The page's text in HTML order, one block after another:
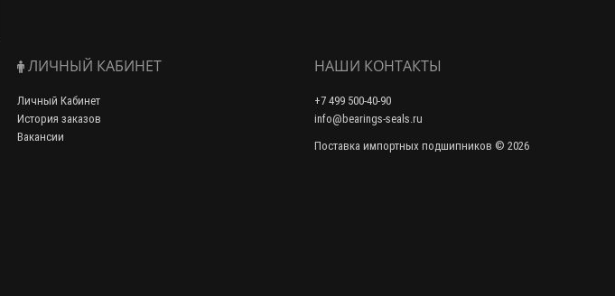
ЛИЧНЫЙ КАБИНЕТ
Личный Кабинет
История заказов
Вакансии
НАШИ КОНТАКТЫ
+7 499 500-40-90
info@bearings-seals.ru
Поставка импортных подшипников © 2026